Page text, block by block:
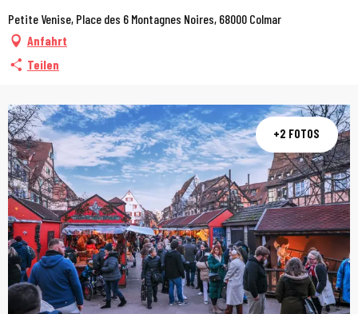
Petite Venise, Place des 6 Montagnes Noires, 68000 Colmar
Anfahrt
Teilen
+2 FOTOS